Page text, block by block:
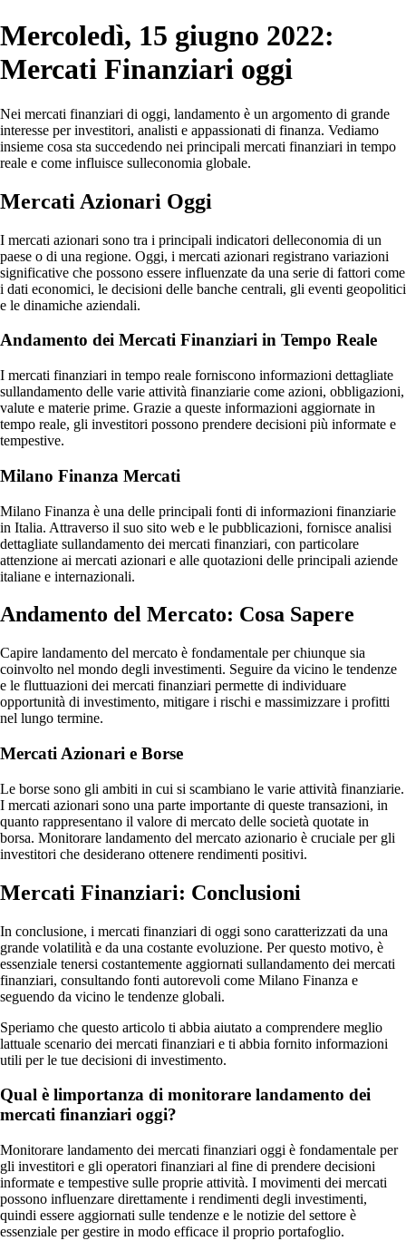
Mercoledì, 15 giugno 2022:
Mercati Finanziari oggi
Nei mercati finanziari di oggi, landamento è un argomento di grande
interesse per investitori, analisti e appassionati di finanza. Vediamo
insieme cosa sta succedendo nei principali mercati finanziari in tempo
reale e come influisce sulleconomia globale.
Mercati Azionari Oggi
I mercati azionari sono tra i principali indicatori delleconomia di un
paese o di una regione. Oggi, i mercati azionari registrano variazioni
significative che possono essere influenzate da una serie di fattori come
i dati economici, le decisioni delle banche centrali, gli eventi geopolitici
e le dinamiche aziendali.
Andamento dei Mercati Finanziari in Tempo Reale
I mercati finanziari in tempo reale forniscono informazioni dettagliate
sullandamento delle varie attività finanziarie come azioni, obbligazioni,
valute e materie prime. Grazie a queste informazioni aggiornate in
tempo reale, gli investitori possono prendere decisioni più informate e
tempestive.
Milano Finanza Mercati
Milano Finanza è una delle principali fonti di informazioni finanziarie
in Italia. Attraverso il suo sito web e le pubblicazioni, fornisce analisi
dettagliate sullandamento dei mercati finanziari, con particolare
attenzione ai mercati azionari e alle quotazioni delle principali aziende
italiane e internazionali.
Andamento del Mercato: Cosa Sapere
Capire landamento del mercato è fondamentale per chiunque sia
coinvolto nel mondo degli investimenti. Seguire da vicino le tendenze
e le fluttuazioni dei mercati finanziari permette di individuare
opportunità di investimento, mitigare i rischi e massimizzare i profitti
nel lungo termine.
Mercati Azionari e Borse
Le borse sono gli ambiti in cui si scambiano le varie attività finanziarie.
I mercati azionari sono una parte importante di queste transazioni, in
quanto rappresentano il valore di mercato delle società quotate in
borsa. Monitorare landamento del mercato azionario è cruciale per gli
investitori che desiderano ottenere rendimenti positivi.
Mercati Finanziari: Conclusioni
In conclusione, i mercati finanziari di oggi sono caratterizzati da una
grande volatilità e da una costante evoluzione. Per questo motivo, è
essenziale tenersi costantemente aggiornati sullandamento dei mercati
finanziari, consultando fonti autorevoli come Milano Finanza e
seguendo da vicino le tendenze globali.
Speriamo che questo articolo ti abbia aiutato a comprendere meglio
lattuale scenario dei mercati finanziari e ti abbia fornito informazioni
utili per le tue decisioni di investimento.
Qual è limportanza di monitorare landamento dei
mercati finanziari oggi?
Monitorare landamento dei mercati finanziari oggi è fondamentale per
gli investitori e gli operatori finanziari al fine di prendere decisioni
informate e tempestive sulle proprie attività. I movimenti dei mercati
possono influenzare direttamente i rendimenti degli investimenti,
quindi essere aggiornati sulle tendenze e le notizie del settore è
essenziale per gestire in modo efficace il proprio portafoglio.